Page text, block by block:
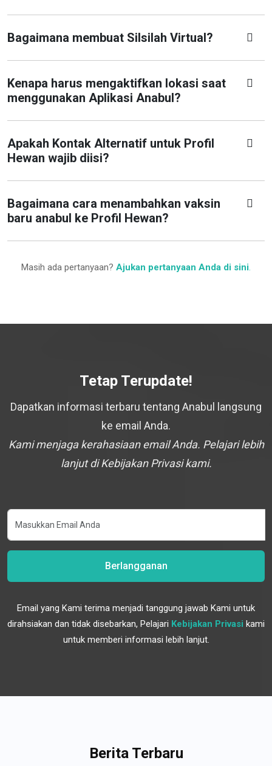
Bagaimana membuat Silsilah Virtual?
Kenapa harus mengaktifkan lokasi saat
menggunakan Aplikasi Anabul?
Apakah Kontak Alternatif untuk Profil
Hewan wajib diisi?
Bagaimana cara menambahkan vaksin
baru anabul ke Profil Hewan?
Masih ada pertanyaan? Ajukan pertanyaan Anda di sini.
Tetap Terupdate!
Dapatkan informasi terbaru tentang Anabul langsung
ke email Anda.
Kami menjaga kerahasiaan email Anda. Pelajari lebih
lanjut di Kebijakan Privasi kami.
Berlangganan
Email yang Kami terima menjadi tanggung jawab Kami untuk
dirahsiakan dan tidak disebarkan, Pelajari Kebijakan Privasi kami
untuk memberi informasi lebih lanjut.
Berita Terbaru